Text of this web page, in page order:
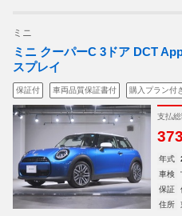
ミニ
ミニ クーパーC 3ドア DCT
スプレイ
保証付 車両品質保証書付 購入プラン付
支払
373
年式
車検
保証
住所